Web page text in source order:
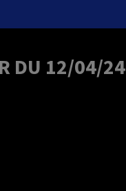
DU 12/04/24